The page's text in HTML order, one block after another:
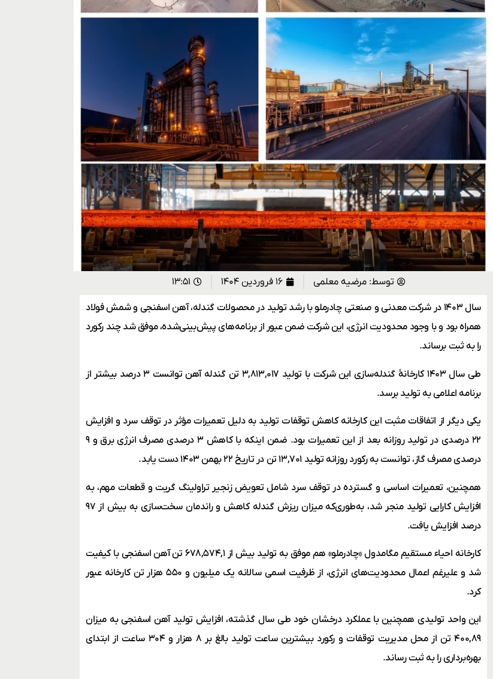
توسط: مرضیه معلمی ۱۶ فروردین ۱۴۰۴ ۱۳:۵۱
سال ۱۴۰۳ در شرکت معدنی و صنعتی چادرملو با رشد تولید در محصولات گندله، آهن اسفنجی و شمش فولاد
همراه بود و با وجود محدودیت انرژی، این شرکت ضمن عبور از برنامه‌های پیش‌بینی‌شده، موفق شد چند رکورد
را به ثبت برساند.
طی سال ۱۴۰۳ کارخانۀ گندله‌سازی این شرکت با تولید ۳,۸۱۳,۰۱۷ تن گندله آهن توانست ۳ درصد بیشتر از
برنامه اعلامی به تولید برسد.
یکی دیگر از اتفاقات مثبت این کارخانه کاهش توقفات تولید به دلیل تعمیرات مؤثر در توقف سرد و افزایش
۲۲ درصدی در تولید روزانه بعد از این تعمیرات بود. ضمن اینکه با کاهش ۳ درصدی مصرف انرژی برق و ۹
درصدی مصرف گاز، توانست به رکورد روزانه تولید ۱۳,۷۰۱ تن در تاریخ ۲۲ بهمن ۱۴۰۳ دست یابد.
همچنین، تعمیرات اساسی و گسترده در توقف سرد شامل تعویض زنجیر تراولینگ گریت و قطعات مهم، به
افزایش کارایی تولید منجر شد، به‌طوری‌که میزان ریزش گندله کاهش و راندمان سخت‌سازی به بیش از ۹۷
درصد افزایش یافت.
کارخانه احیاء مستقیم مگامدول «چادرملو» هم موفق به تولید بیش از ۶۷۸,۵۷۴,۱ تن آهن اسفنجی با کیفیت
شد و علیرغم اعمال محدودیت‌های انرژی، از ظرفیت اسمی سالانه یک میلیون و ۵۵۰ هزار تن کارخانه عبور
کرد.
این واحد تولیدی همچنین با عملکرد درخشان خود طی سال گذشته، افزایش تولید آهن اسفنجی به میزان
۴۰۰,۸۹ تن از محل مدیریت توقفات و رکورد بیشترین ساعت تولید بالغ بر ۸ هزار و ۳۰۴ ساعت از ابتدای
بهره‌برداری را به ثبت رساند.